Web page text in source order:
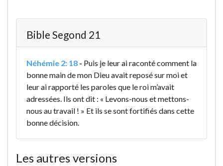
Bible Segond 21
Néhémie 2: 18 - Puis je leur ai raconté comment la
bonne main de mon Dieu avait reposé sur moi et
leur ai rapporté les paroles que le roi m’avait
adressées. Ils ont dit : « Levons-nous et mettons-
nous au travail ! » Et ils se sont fortifiés dans cette
bonne décision.
Les autres versions